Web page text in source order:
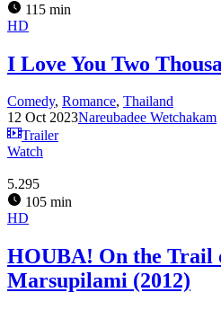
115 min
HD
I Love You Two
Comedy, Romance, Thailand
12 Oct 2023Nareubadee Wetchakam
Trailer
Watch
5.295
105 min
HD
HOUBA! On the Trail
Marsupilami (2012)